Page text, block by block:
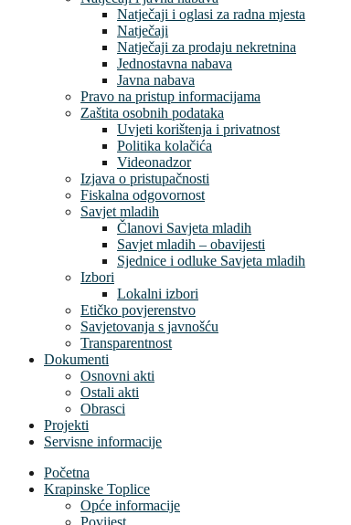
Natječaji i oglasi za radna mjesta
Natječaji
Natječaji za prodaju nekretnina
Jednostavna nabava
Javna nabava
Pravo na pristup informacijama
Zaštita osobnih podataka
Uvjeti korištenja i privatnost
Politika kolačića
Videonadzor
Izjava o pristupačnosti
Fiskalna odgovornost
Savjet mladih
Članovi Savjeta mladih
Savjet mladih – obavijesti
Sjednice i odluke Savjeta mladih
Izbori
Lokalni izbori
Etičko povjerenstvo
Savjetovanja s javnošću
Transparentnost
Dokumenti
Osnovni akti
Ostali akti
Obrasci
Projekti
Servisne informacije
Početna
Krapinske Toplice
Opće informacije
Povijest